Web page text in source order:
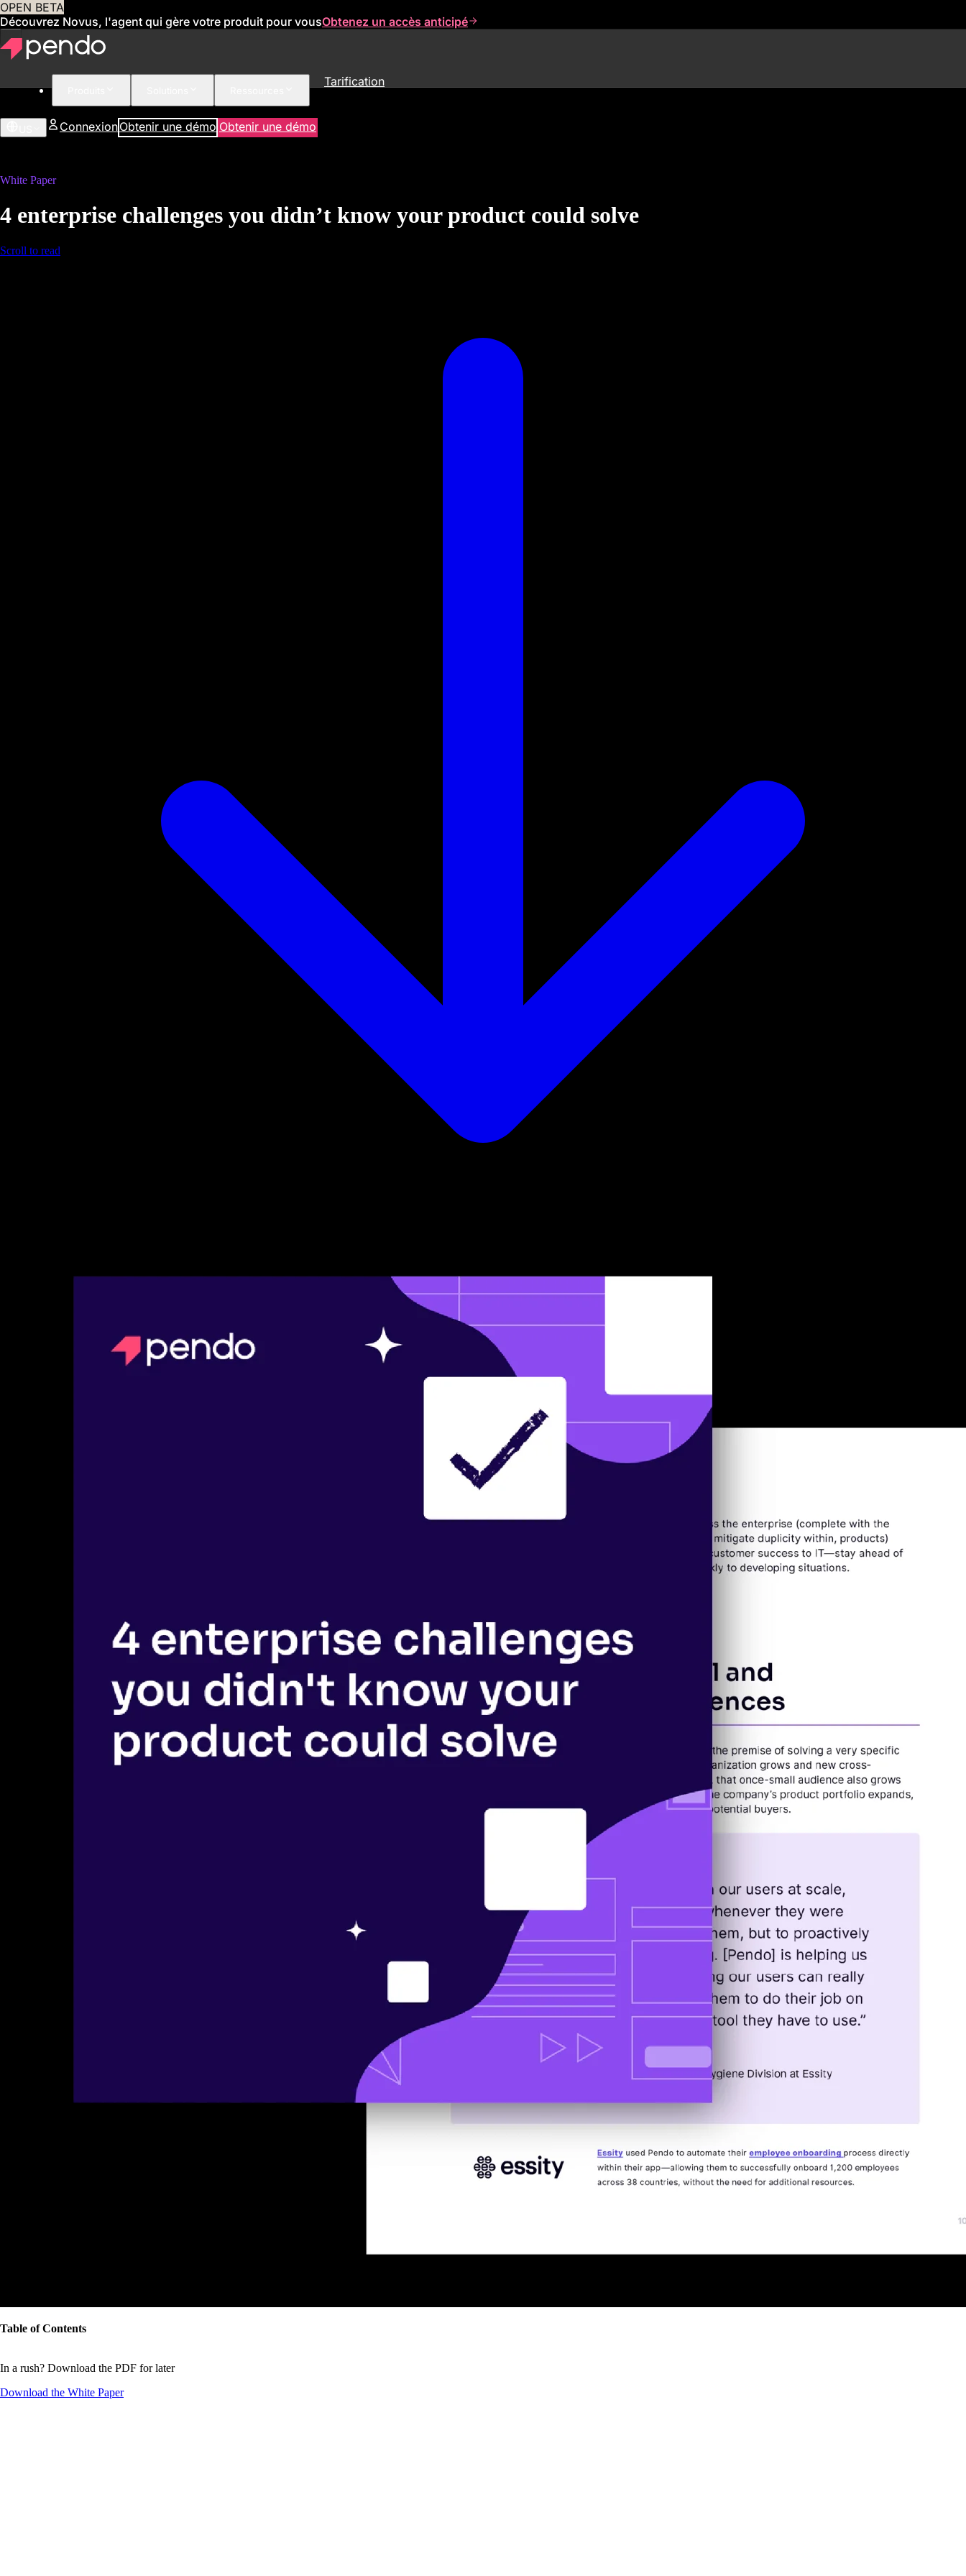
OPEN BETA
Découvrez Novus, l'agent qui gère votre produit pour vousObtenez un accès anticipé
Tarification
ConnexionObtenir une démo Obtenir une démo
White Paper
4 enterprise challenges you didn’t know your product could solve
Scroll to read
Table of Contents
In a rush? Download the PDF for later
Download the White Paper